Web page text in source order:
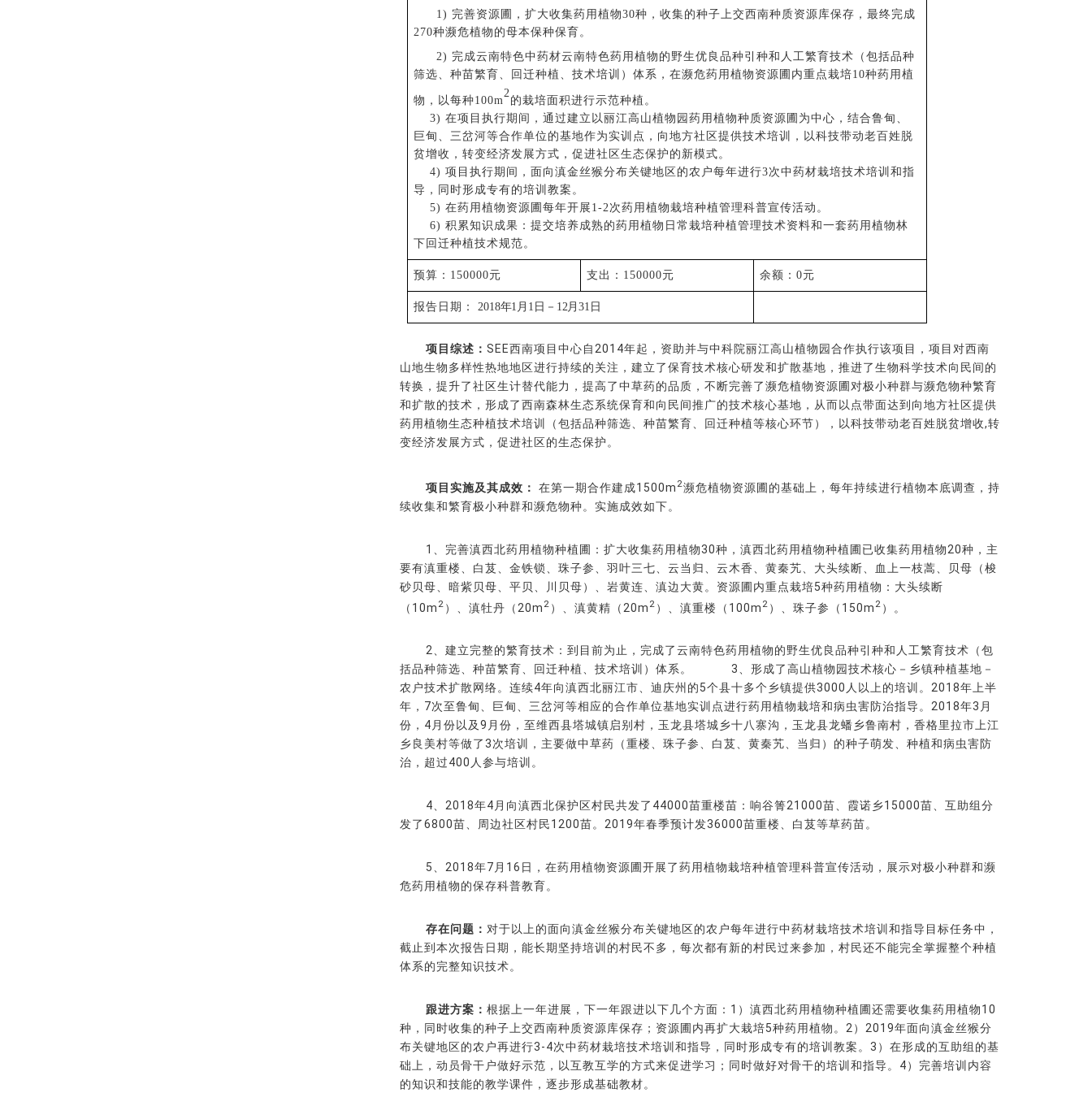
1) 完善资源圃，扩大收集药用植物30种，收集的种子上交西南种质资源库保存 ，最终完成
270种濒危植物的母本保种保育。
2) 完成云南特色中药材云南特色药用植物的野生优良品种引种和人工繁育技术（包括品种
筛选、种苗繁育、回迁种植、技术培训）体系，在濒危药用植物资源圃内重点栽培10种药用植
物，以每种100m
2
的栽培面积进行示范种植。
3)在项目执行期间，通过建立以丽江高山植物园药用植物种质资源圃为中心，结合鲁甸、
巨甸、三岔河等合作单位的基地作为实训点，向地方社区提供技术培训，以科技带动老百姓脱
贫增收，转变经济发展方式，促进社区生态保护 的新模式 。
4)项目执行期间，面向滇金丝猴分布关键地区的农户每年进行3次中药材栽培技术培训和指
导，同时形成专有的培训教案。
5)在药用植物资源圃每年开展 1-2次药用植物栽培种植管理科普宣传活动。
6)积累知识成果：提交培养成熟的药用植物日常栽培种植管理技术资料和一套药用植物林
下回迁种植技术规范。
预算 ： 150000元 支出 ： 150000元 余额 ：0元
报告日期： 2018年1月1日－ 12月31日
项目综述： SEE西南项目中心自2014年起，资助并与中科院丽江高山植物园合作执行该项目，项目对西南
山地生物多样性热地地区进行持续的关注，建立了保育技术核心研发和扩散基地，推进了生物科学技术向民间的
转换，提升了社区生计替代能力，提高了中草药的品质，不断完善了濒危植物资源圃对极小种群与濒危物种繁育
和扩散的技术，形成了西南森林生态系统保育和向民间推广的技术核心基地，从而以点带面达到向地方社区提供
药用植物生态种植技术培训（包括品种筛选、种苗繁育、回迁种植等核心环节），以科技带动老百姓脱贫增收,转
变经济发展方式，促进社区的生态保护。
项目实施及其成效： 在第一期合作建成1500m 2濒危植物资源圃的基础上，每年持续进行植物本底调查，持
续收集和繁育极小种群和濒危物种。实施成效如下。
1、完善滇西北药用植物种植圃：扩大收集药用植物30种，滇西北药用植物种植圃已收集药用植物20种，主
要有滇重楼、白芨、金铁锁、珠子参、羽叶三七、云当归、云木香、黄秦艽、大头续断、血上一枝蒿、贝母（梭
砂贝母、暗紫贝母、平贝、川贝母）、岩黄连、滇边大黄。资源圃内重点栽培5种药用植物：大头续断
（10m 2 ）、滇牡丹（20m 2 ）、滇黄精（20m 2 ）、滇重楼（100m 2 ）、珠子参（150m 2 ）。
2、建立完整的繁育技术：到目前为止，完成了云南特色药用植物的野生优良品种引种和人工繁育技术（包
括品种筛选、种苗繁育、回迁种植、技术培训）体系。 3、形成了高山植物园技术核心－乡镇种植基地－
农户技术扩散网络。连续4年向滇西北丽江市、迪庆州的5个县十多个乡镇提供3000人以上的培训。2018年上半
年，7次至鲁甸、巨甸、三岔河等相应的合作单位基地实训点进行药用植物栽培和病虫害防治指导。2018年3月
份，4月份以及9月份，至维西县塔城镇启别村，玉龙县塔城乡十八寨沟，玉龙县龙蟠乡鲁南村，香格里拉市上江
乡良美村等做了3次培训，主要做中草药（重楼、珠子参、白芨、黄秦艽、当归）的种子萌发、种植和病虫害防
治，超过400人参与培训。
4、2018年4月向滇西北保护区村民共发了44000苗重楼苗：响谷箐21000苗、霞诺乡15000苗、互助组分
发了6800苗、周边社区村民1200苗。2019年春季预计发36000苗重楼、白芨等草药苗。
5、2018年7月16日，在药用植物资源圃开展了药用植物栽培种植管理科普宣传活动，展示对极小种群和濒
危药用植物的保存科普教育。
存在问题： 对于以上的面向滇金丝猴分布关键地区的农户每年进行中药材栽培技术培训和指导目标任务中，
截止到本次报告日期，能长期坚持培训的村民不多，每次都有新的村民过来参加，村民还不能完全掌握整个种植
体系的完整知识技术。
跟进方案： 根据上一年进展，下一年跟进以下几个方面：1）滇西北药用植物种植圃还需要收集药用植物10
种，同时收集的种子上交西南种质资源库保存；资源圃内再扩大栽培5种药用植物。2）2019年面向滇金丝猴分
布关键地区的农户再进行3-4次中药材栽培技术培训和指导，同时形成专有的培训教案。3）在形成的互助组的基
础上，动员骨干户做好示范，以互教互学的方式来促进学习；同时做好对骨干的培训和指导。4）完善培训内容
的知识和技能的教学课件，逐步形成基础教材。